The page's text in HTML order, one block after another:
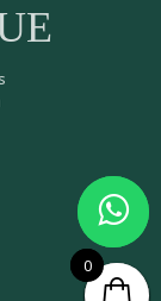
0
0